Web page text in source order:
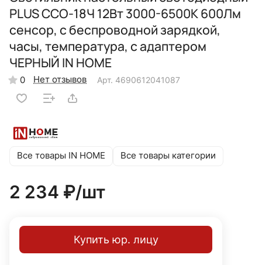
PLUS ССО-18Ч 12Вт 3000-6500К 600Лм
сенсор, с беспроводной зарядкой,
часы, температура, с адаптером
ЧЕРНЫЙ IN HOME
0 Нет отзывов Арт. 4690612041087
Все товары IN HOME Все товары категории
2 234 ₽/шт
Купить юр. лицу